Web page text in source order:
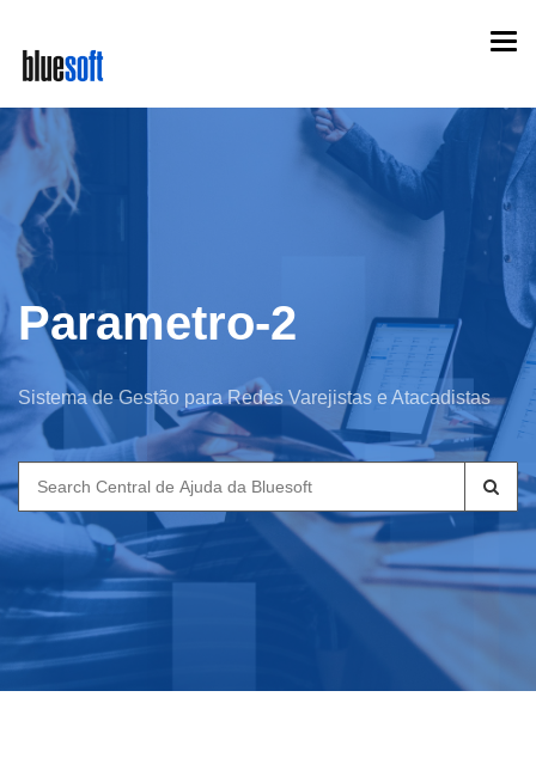
main
content
Parametro-2
Sistema de Gestão para Redes Varejistas e Atacadistas
Search
for: